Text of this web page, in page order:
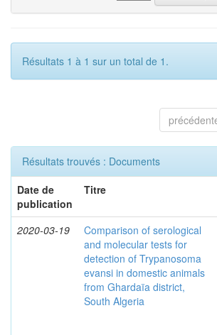
Résultats 1 à 1 sur un total de 1.
Résultats trouvés : Documents
Date de
publication
Titre
2020-03-19
Comparison of serological
and molecular tests for
detection of Trypanosoma
evansi in domestic animals
from Ghardaïa district,
South Algeria